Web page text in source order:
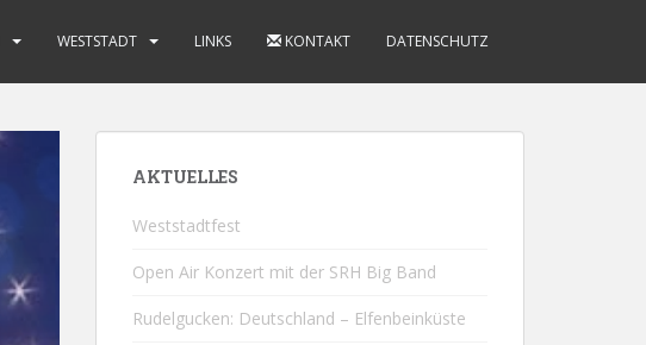
WESTSTADT LINKS KONTAKT DATENSCHUTZ
AKTUELLES
Weststadtfest
Open Air Konzert mit der SRH Big Band
Rudelgucken: Deutschland – Elfenbeinküste